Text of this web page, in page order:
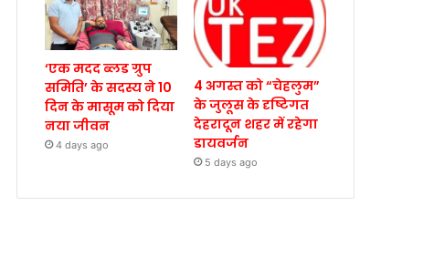
‘एक मदद ब्लड ग्रुप
समिति’ के सदस्य ने 10
दिन के मासूम को दिया
नया जीवन
4 days ago
4 अगस्त को “चेहलुम”
के जुलूस के दृष्टिगत
देहरादून शहर में रहेगा
डायवर्जन
5 days ago